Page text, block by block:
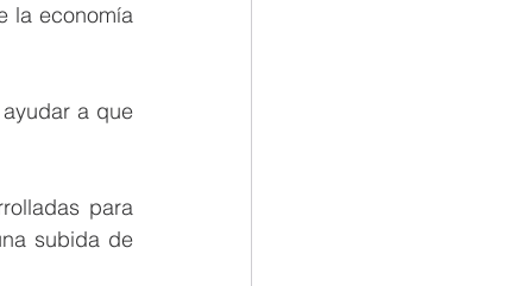
la economía
a que
para
subida de